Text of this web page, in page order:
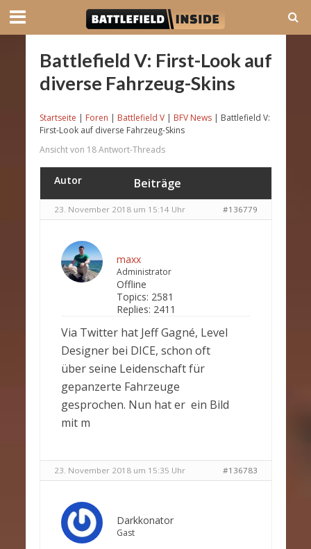
Battlefield V: First-Look auf
diverse Fahrzeug-Skins
Startseite | Foren | Battlefield V | BFV News | Battlefield V:
First-Look auf diverse Fahrzeug-Skins
Ansicht von 18 Antwort-Threads
Autor Beiträge
23. November 2018 um 15:14 Uhr #136779
maxx
Administrator
Offline
Topics: 2581
Replies: 2411
Via Twitter hat Jeff Gagné, Level
Designer bei DICE, schon oft
über seine Leidenschaft für
gepanzerte Fahrzeuge
gesprochen. Nun hat er ein Bild
mit m
23. November 2018 um 15:35 Uhr #136783
Darkkonator
Gast